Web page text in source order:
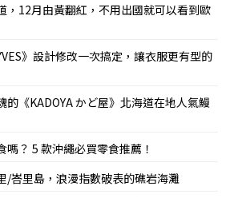
，12月由黃翻紅，不用出國就可以看到歐
》設計修改一次搞定，讓衣服更有型的
的《KADOYA かど屋》北海道在地人氣鰻
？ 5 款沖繩必買零食推薦！
峇里島，浪漫指數破表的礁岩海灘